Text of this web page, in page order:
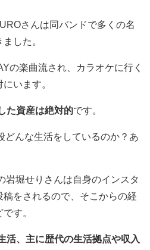
さんは同バンドで多くの名
した。
の楽曲流され、カラオケに行く
います。
た資産は絶対的です。
どんな生活をしているのか？あ
岩堀せりさんは自身のインスタ
をされるので、そこからの経
す。
活、主に歴代の生活拠点や収入